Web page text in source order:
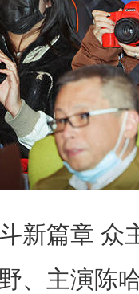
新篇章 众
、主演陈